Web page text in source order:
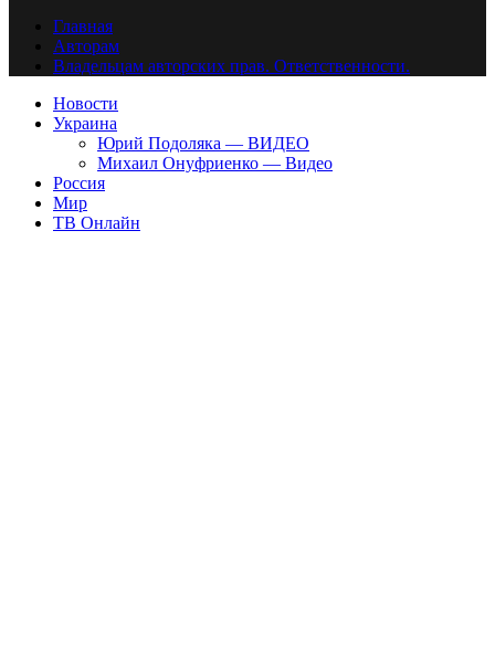
Главная
Авторам
Владельцам авторских прав. Ответственности.
Новости
Украина
Юрий Подоляка — ВИДЕО
Михаил Онуфриенко — Видео
Россия
Мир
ТВ Онлайн